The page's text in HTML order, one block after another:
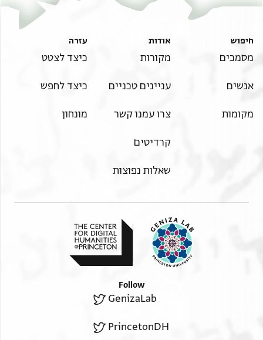
חיפוש
מסמכים
אנשים
מקומות
אודות
מקורות
עניינים טכניים
צרו עמנו קשר
קרדיטים
שאלות נפוצות
עזרה
כיצד לצטט
כיצד לחפש
מונחון
Follow
GenizaLab
PrincetonDH